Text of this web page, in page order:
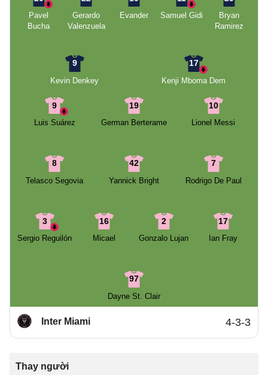
Pavel
Bucha
Gerardo
Valenzuela
Evander
Samuel Gidi
Bryan
Ramirez
9
Kevin Denkey
17
Kenji Mboma Dem
9
Luis Suárez
19
German Berterame
10
Lionel Messi
8
Telasco Segovia
42
Yannick Bright
7
Rodrigo De Paul
3
Sergio Reguilón
16
Micael
2
Gonzalo Lujan
17
Ian Fray
97
Dayne St. Clair
Inter Miami 4-3-3
Thay người